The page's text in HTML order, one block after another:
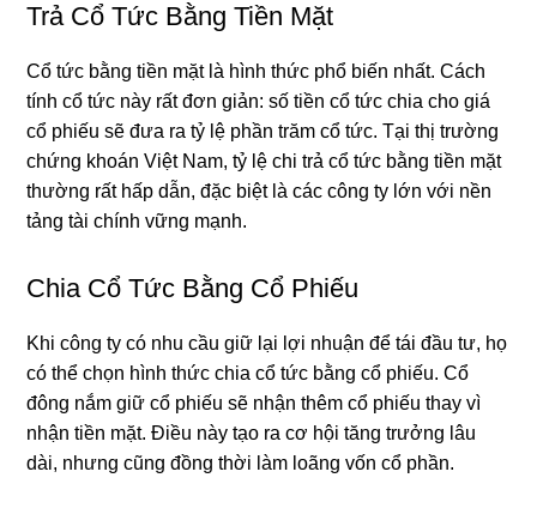
Trả Cổ Tức Bằng Tiền Mặt
Cổ tức bằng tiền mặt là hình thức phổ biến nhất. Cách
tính cổ tức này rất đơn giản: số tiền cổ tức chia cho giá
cổ phiếu sẽ đưa ra tỷ lệ phần trăm cổ tức. Tại thị trường
chứng khoán Việt Nam, tỷ lệ chi trả cổ tức bằng tiền mặt
thường rất hấp dẫn, đặc biệt là các công ty lớn với nền
tảng tài chính vững mạnh.
Chia Cổ Tức Bằng Cổ Phiếu
Khi công ty có nhu cầu giữ lại lợi nhuận để tái đầu tư, họ
có thể chọn hình thức chia cổ tức bằng cổ phiếu. Cổ
đông nắm giữ cổ phiếu sẽ nhận thêm cổ phiếu thay vì
nhận tiền mặt. Điều này tạo ra cơ hội tăng trưởng lâu
dài, nhưng cũng đồng thời làm loãng vốn cổ phần.